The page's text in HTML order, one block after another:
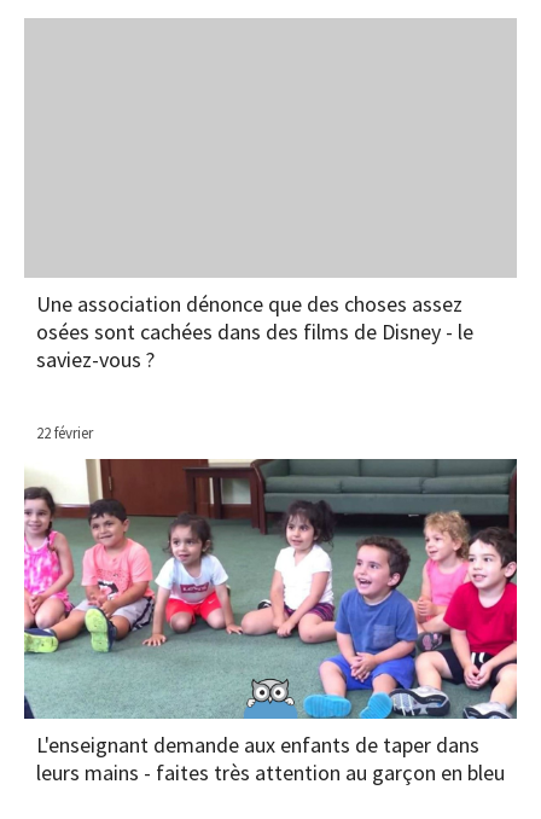
Une association dénonce que des choses assez
osées sont cachées dans des films de Disney - le
saviez-vous ?
22 février
L'enseignant demande aux enfants de taper dans
leurs mains - faites très attention au garçon en bleu